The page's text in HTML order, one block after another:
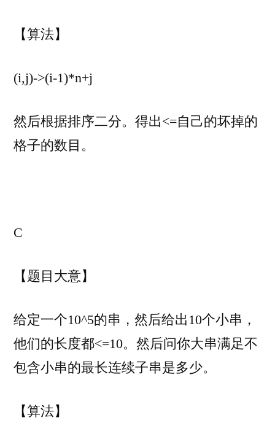
【算法】
(i,j)->(i-1)*n+j
然后根据排序二分。得出<=自己的坏掉的
格子的数目。
C
【题目大意】
给定一个10^5的串，然后给出10个小串，
他们的长度都<=10。然后问你大串满足不
包含小串的最长连续子串是多少。
【算法】